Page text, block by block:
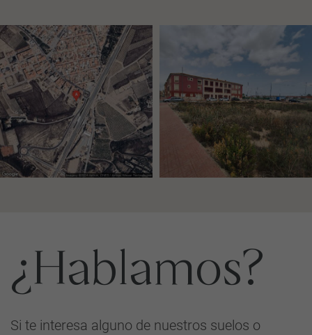
¿Hablamos?
Si te interesa alguno de nuestros suelos o